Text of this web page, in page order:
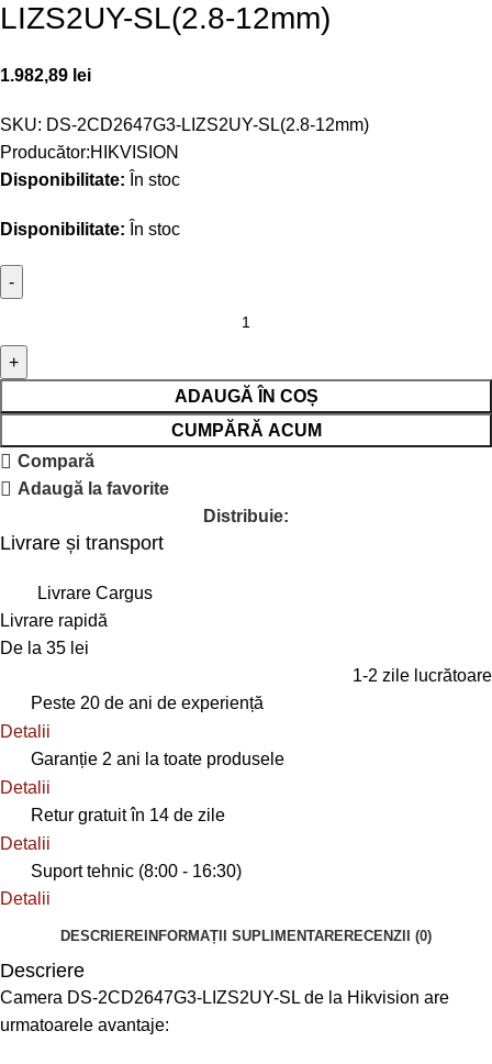
LIZS2UY-SL(2.8-12mm)
1.982,89 lei
SKU: DS-2CD2647G3-LIZS2UY-SL(2.8-12mm)
Producător:HIKVISION
Disponibilitate: În stoc
Disponibilitate: În stoc
ADAUGĂ ÎN COȘ
CUMPĂRĂ ACUM
Compară
Adaugă la favorite
Distribuie:
Livrare și transport
Livrare Cargus
Livrare rapidă
De la 35 lei
1-2 zile lucrătoare
Peste 20 de ani de experiență
Detalii
Garanție 2 ani la toate produsele
Detalii
Retur gratuit în 14 de zile
Detalii
Suport tehnic (8:00 - 16:30)
Detalii
DESCRIERE INFORMAȚII SUPLIMENTARE RECENZII (0)
Descriere
Camera DS-2CD2647G3-LIZS2UY-SL de la Hikvision are
urmatoarele avantaje: